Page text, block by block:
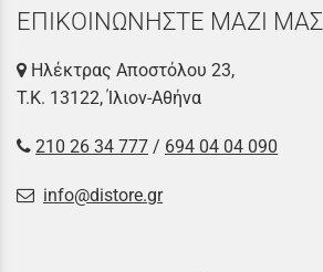
ΕΠΙΚΟΙΝΩΝΗΣΤΕ ΜΑΖΙ ΜΑΣ
Ηλέκτρας Αποστόλου 23,
Τ.Κ. 13122, Ίλιον-Αθήνα
210 26 34 777 / 694 04 04 090
info@distore.gr